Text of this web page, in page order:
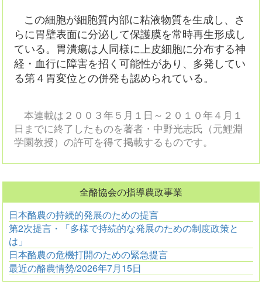
この細胞が細胞質内部に粘液物質を生成し、さ
らに胃壁表面に分泌して保護膜を常時再生形成し
ている。胃潰瘍は人同様に上皮細胞に分布する神
経・血行に障害を招く可能性があり、多発してい
る第４胃変位との併発も認められている。
本連載は２００３年５月１日～２０１０年４月１
日までに終了したものを著者・中野光志氏（元鯉淵
学園教授）の許可を得て掲載するものです。
全酪協会の指導農政事業
日本酪農の持続的発展のための提言
第2次提言・「多様で持続的な発展のための制度政策と
は」
日本酪農の危機打開のための緊急提言
最近の酪農情勢/2026年7月15日